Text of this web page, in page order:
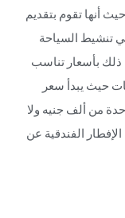
أنها تقوم بتقديم
تنشيط السياحة
ذلك بأسعار تناسب
حيث يبدأ سعر
من ألف جنيه ولا
الفندقية عن